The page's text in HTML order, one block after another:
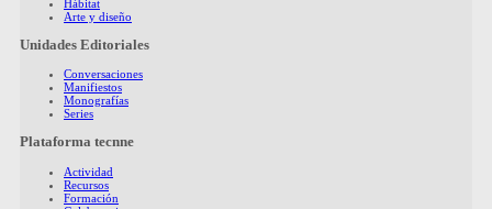
Hábitat
Arte y diseño
Unidades Editoriales
Conversaciones
Manifiestos
Monografías
Series
Plataforma tecnne
Actividad
Recursos
Formación